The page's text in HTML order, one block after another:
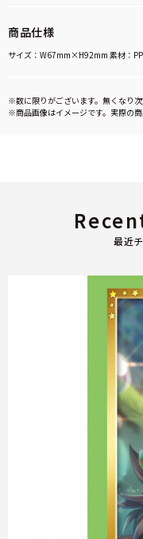
商品仕様
サイズ：W67mm×H92mm 素材：
※数に限りがございます。無くなり
※商品画像はイメージです。実際の
最近